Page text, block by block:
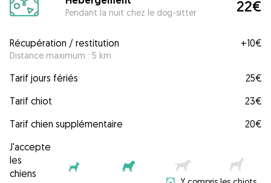
Pendant la nuit chez le dog-sitter 22€
Récupération / restitution
Distance maximum : 5 km
+10€
Tarif jours fériés
25€
Tarif chiot
23€
Tarif chien supplémentaire
20€
J'accepte
les
chiens